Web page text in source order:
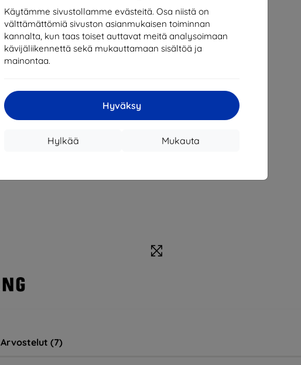
Käytämme sivustollamme evästeitä. Osa niistä on
välttämättömiä sivuston asianmukaisen toiminnan
kannalta, kun taas toiset auttavat meitä analysoimaan
kävijäliikennettä sekä mukauttamaan sisältöä ja
mainontaa.
Hyväksy
Mukauta
Hylkää
Arvostelut (7)